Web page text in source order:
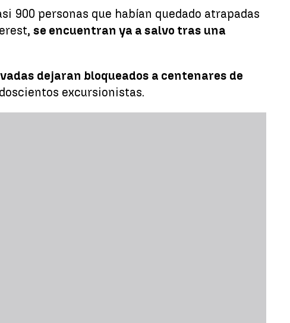
900 personas que habían quedado atrapadas
se encuentran ya a salvo tras una
dejaran bloqueados a centenares de
excursionistas.